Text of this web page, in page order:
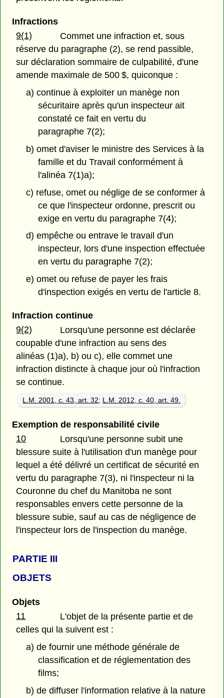
Infractions
9(1)
Commet une infraction et, sous
réserve du paragraphe (2), se rend passible,
sur déclaration sommaire de culpabilité, d'une
amende maximale de 500 $, quiconque :
a) continue à exploiter un manège non
sécuritaire après qu'un inspecteur ait
constaté ce fait en vertu du
paragraphe 7(2);
b) omet d'aviser le ministre des Services à la
famille et du Travail conformément à
l'alinéa 7(1)a);
c) refuse, omet ou néglige de se conformer à
ce que l'inspecteur ordonne, prescrit ou
exige en vertu du paragraphe 7(4);
d) empêche ou entrave le travail d'un
inspecteur, lors d'une inspection effectuée
en vertu du paragraphe 7(2);
e) omet ou refuse de payer les frais
d'inspection exigés en vertu de l'article 8.
Infraction continue
9(2)
Lorsqu'une personne est déclarée
coupable d'une infraction au sens des
alinéas (1)a), b) ou c), elle commet une
infraction distincte à chaque jour où l'infraction
se continue.
L.M. 2001, c. 43, art. 32; L.M. 2012, c. 40, art. 49.
Exemption de responsabilité civile
10
Lorsqu'une personne subit une
blessure suite à l'utilisation d'un manège pour
lequel a été délivré un certificat de sécurité en
vertu du paragraphe 7(3), ni l'inspecteur ni la
Couronne du chef du Manitoba ne sont
responsables envers cette personne de la
blessure subie, sauf au cas de négligence de
l'inspecteur lors de l'inspection du manège.
PARTIE III
OBJETS
Objets
11
L'objet de la présente partie et de
celles qui la suivent est :
a) de fournir une méthode générale de
classification et de réglementation des
films;
b) de diffuser l'information relative à la nature